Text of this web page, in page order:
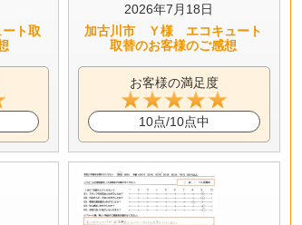
ト取
2026年7月18日
加古川市 Ｙ様 エコキュート
取替のお客様のご感想
お客様の満足度
10点/10点中